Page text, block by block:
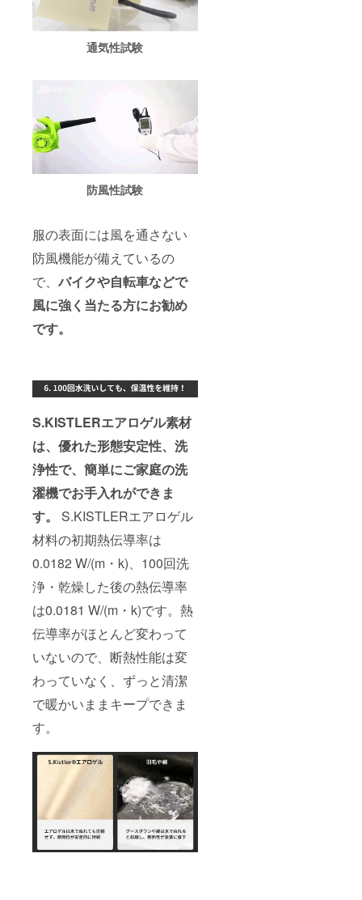
通気性試験
防風性試験
服の表面には風を通さない
防風機能が備えているの
で、 バイクや自転車などで
風に強く当たる方にお勧め
です。
S.KISTLERエアロゲル素材
は、優れた形態安定性、洗
浄性で、簡単にご家庭の洗
濯機でお手入れができま
す。 S.KISTLERエアロゲル
材料の初期熱伝導率は
0.0182 W/(m・k)、100回洗
浄・乾燥した後の熱伝導率
は0.0181 W/(m・k)です。熱
伝導率がほとんど変わって
いないので、断熱性能は変
わっていなく、ずっと清潔
で暖かいままキープできま
す。